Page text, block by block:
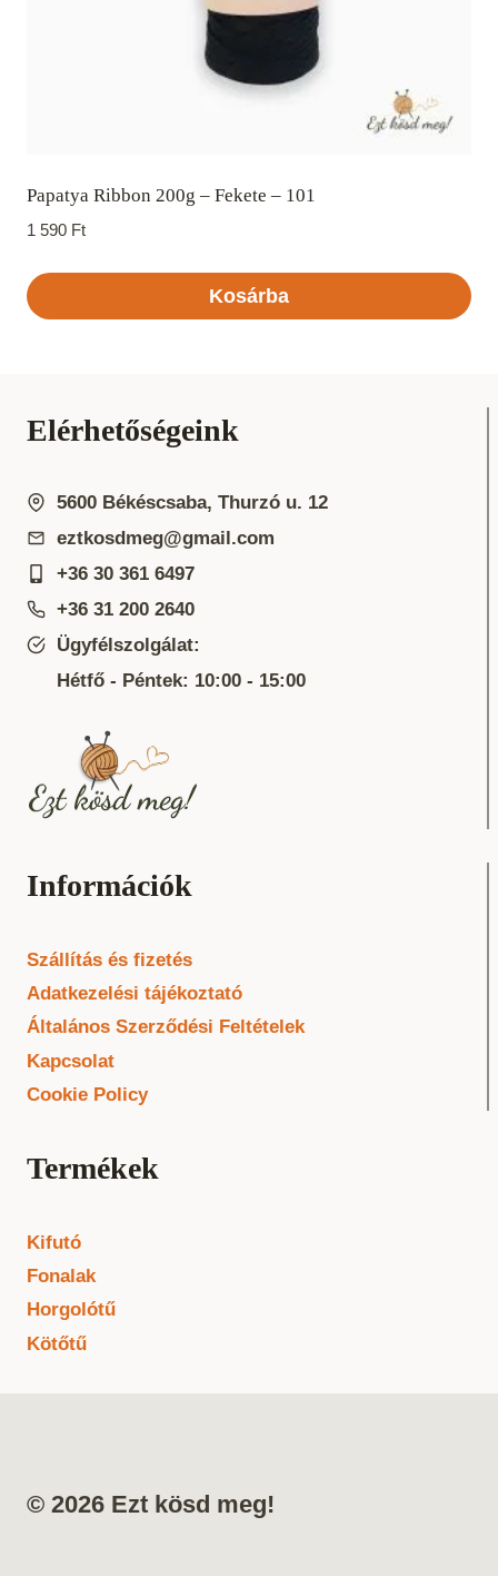
Papatya Ribbon 200g – Fekete – 101
1 590 Ft
Kosárba
Elérhetőségeink
5600 Békéscsaba, Thurzó u. 12
eztkosdmeg@gmail.com
+36 30 361 6497
+36 31 200 2640
Ügyfélszolgálat:
Hétfő - Péntek: 10:00 - 15:00
Információk
Szállítás és fizetés
Adatkezelési tájékoztató
Általános Szerződési Feltételek
Kapcsolat
Cookie Policy
Termékek
Kifutó
Fonalak
Horgolótű
Kötőtű
© 2026 Ezt kösd meg!